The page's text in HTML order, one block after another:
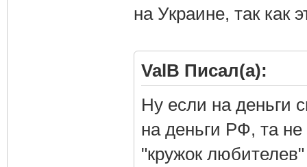
на Украине, так как
ValB Писал(а):
Ну если на деньги
на деньги РФ, та не
"кружок